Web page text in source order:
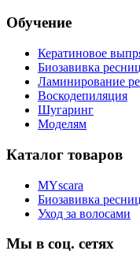
Обучение
Кератиновое
Биозавивка ресниц
Ламинирование
Воскодепиляция
Шугаринг
Моделям
Каталог товаров
MYscara
Биозавивка ресниц
Уход за волосами
Мы в соц. сетях